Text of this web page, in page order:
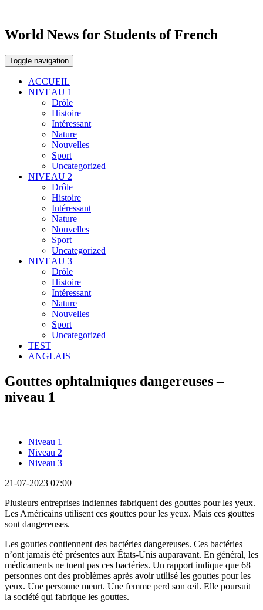
World News for Students of French
Toggle navigation
ACCUEIL
NIVEAU 1
Drôle
Histoire
Intéressant
Nature
Nouvelles
Sport
Uncategorized
NIVEAU 2
Drôle
Histoire
Intéressant
Nature
Nouvelles
Sport
Uncategorized
NIVEAU 3
Drôle
Histoire
Intéressant
Nature
Nouvelles
Sport
Uncategorized
TEST
ANGLAIS
Gouttes ophtalmiques dangereuses –
niveau 1
Niveau 1
Niveau 2
Niveau 3
21-07-2023 07:00
Plusieurs entreprises indiennes fabriquent des gouttes pour les yeux.
Les Américains utilisent ces gouttes pour les yeux. Mais ces gouttes
sont dangereuses.
Les gouttes contiennent des bactéries dangereuses. Ces bactéries
n’ont jamais été présentes aux États-Unis auparavant. En général, les
médicaments ne tuent pas ces bactéries. Un rapport indique que 68
personnes ont des problèmes après avoir utilisé les gouttes pour les
yeux. Une personne meurt. Une femme perd son œil. Elle poursuit
la société qui fabrique les gouttes.